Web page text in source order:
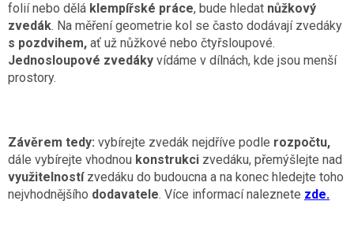
folií nebo dělá klempířské práce, bude hledat nůžkový
zvedák. Na měření geometrie kol se často dodávají zvedáky
s pozdvihem, ať už nůžkové nebo čtyřsloupové.
Jednosloupové zvedáky vídáme v dílnách, kde jsou menší
prostory.
Závěrem tedy: vybírejte zvedák nejdříve podle rozpočtu,
dále vybírejte vhodnou konstrukci zvedáku, přemýšlejte nad
využitelnostízvedáku do budoucna a na konec hledejte toho
nejvhodnějšího dodavatele. Více informací naleznete zde.